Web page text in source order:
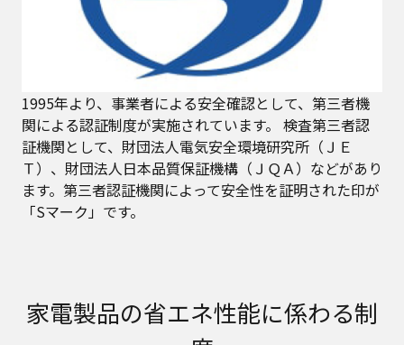
1995年より、事業者による安全確認として、第三者機
関による認証制度が実施されています。 検査第三者認
証機関として、財団法人電気安全環境研究所（ＪＥ
Ｔ）、財団法人日本品質保証機構（ＪＱＡ）などがあり
ます。第三者認証機関によって安全性を証明された印が
「Sマーク」です。
家電製品の省エネ性能に係わる制